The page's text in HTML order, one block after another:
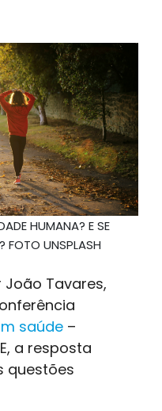
HUMANA? E SE
FOTO UNSPLASH
João Tavares,
saúde –
a resposta
questões